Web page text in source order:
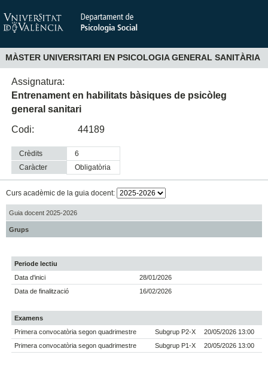
MÀSTER UNIVERSITARI EN PSICOLOGIA GENERAL SANITÀRIA
Assignatura:
Entrenament en habilitats bàsiques de psicòleg
general sanitari
Codi:
44189
Crèdits
6
Caràcter
obligatòria
Curs acadèmic de la guia docent:
Guia docent 2025-2026
Grups
Periode lectiu
Data d'inici
28/01/2026
Data de finalització
16/02/2026
Examens
Primera convocatòria segon quadrimestre
Subgrup P2-X
20/05/2026 13:00
Primera convocatòria segon quadrimestre
Subgrup P1-X 20/05/2026 13:00